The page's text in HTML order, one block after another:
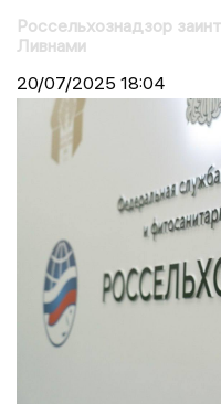
Россельхознадзор
Ливнами
20/07/2025 18:04